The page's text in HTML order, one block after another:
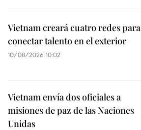
Vietnam creará cuatro redes para
conectar talento en el exterior
10/08/2026 10:02
Vietnam envía dos oficiales a
misiones de paz de las Naciones
Unidas